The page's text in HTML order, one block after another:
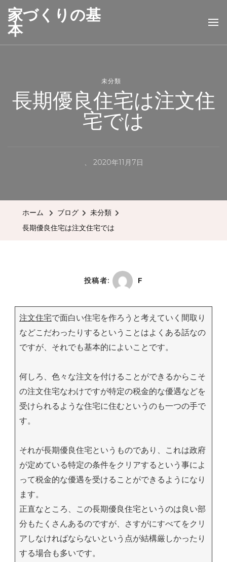
家づくりの基
本
未分類
長期優良住宅は注文住
宅では
、 2020年11月7日
ホーム ブログ
未分類
長期優良住宅は注文住宅では
投稿者: F
注文住宅で面白い住宅を作ろうと考えていく間取り
などこだわったりするということはよくある話なの
ですが、それでも基本的によいことです。
何しろ、色々な注文を付けることができるからこそ
の注文住宅なわけですが特定の税金的な優遇などを
受けられるような住宅に住むというのも一つの手で
す。
それが長期優良住宅というものであり、これは政府
が定めている特定の条件をクリアするという事によ
って税金的な優遇を受けることができるようになり
ます。
正直なところ、この長期優良住宅というのは良い部
分もたくさんあるのですが、さすがにすべてをクリ
アしなければならないという点が結構厳しかったり
する場合も多いです。